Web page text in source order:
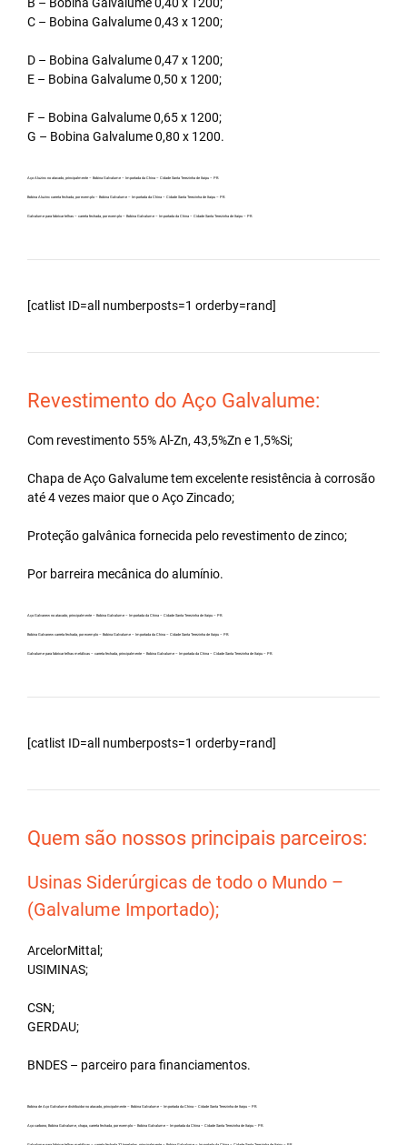
C – Bobina Galvalume 0,43 x 1200;
D – Bobina Galvalume 0,47 x 1200;
E – Bobina Galvalume 0,50 x 1200;
F – Bobina Galvalume 0,65 x 1200;
G – Bobina Galvalume 0,80 x 1200.
Aço Aluzinc no atacado, principalmente – Bobina Galvalume – Importada da China – Cidade Santa Terezinha de Itaipu – PR.
Bobina Aluzinc carreta fechada, por exemplo – Bobina Galvalume – Importada da China – Cidade Santa Terezinha de Itaipu – PR.
Galvalume para fabricar telhas – carreta fechada, por exemplo – Bobina Galvalume – Importada da China – Cidade Santa Terezinha de Itaipu – PR.
[catlist ID=all numberposts=1 orderby=rand]
Revestimento do Aço Galvalume:
Com revestimento 55% Al-Zn, 43,5%Zn e 1,5%Si;
Chapa de Aço Galvalume tem excelente resistência à corrosão
até 4 vezes maior que o Aço Zincado;
Proteção galvânica fornecida pelo revestimento de zinco;
Por barreira mecânica do alumínio.
Aço Galvanew no atacado, principalmente – Bobina Galvalume – Importada da China – Cidade Santa Terezinha de Itaipu – PR.
Bobina Galvanew carreta fechada, por exemplo – Bobina Galvalume – Importada da China – Cidade Santa Terezinha de Itaipu – PR.
Galvalume para fabricar telhas metálicas – carreta fechada, principalmente – Bobina Galvalume – Importada da China – Cidade Santa Terezinha de Itaipu – PR.
[catlist ID=all numberposts=1 orderby=rand]
Quem são nossos principais parceiros:
Usinas Siderúrgicas de todo o Mundo –
(Galvalume Importado);
ArcelorMittal;
USIMINAS;
CSN;
GERDAU;
BNDES – parceiro para financiamentos.
Bobina de Aço Galvalume distribuidor no atacado, principalmente – Bobina Galvalume – Importada da China – Cidade Santa Terezinha de Itaipu – PR.
Aço carbono, Bobina Galvalume, chapa, carreta fechada, por exemplo – Bobina Galvalume – Importada da China – Cidade Santa Terezinha de Itaipu – PR.